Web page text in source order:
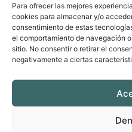
Para ofrecer las mejores
cookies para almacenar y/o
consentimiento de estas
el comportamiento de navegación
sitio. No consentir o retirar el
negativamente a ciertas
metodologías adaptadas a
dinámicas como
y proyectos de
el compromiso con el ODS
Ver